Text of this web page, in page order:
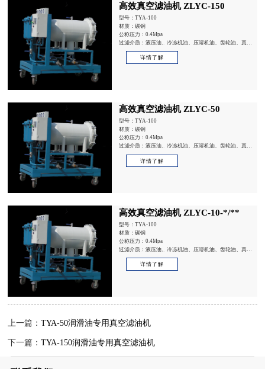
高效真空滤油机 ZLYC-150
型号：TYA-100
材质：碳钢
公称压力：0.4Mpa
过滤介质：液压油、冷冻机油、压溶机油、齿轮油、真空
详情了解
高效真空滤油机 ZLYC-50
型号：TYA-100
材质：碳钢
公称压力：0.4Mpa
过滤介质：液压油、冷冻机油、压溶机油、齿轮油、真空
详情了解
高效真空滤油机 ZLYC-10-*/**
型号：TYA-100
材质：碳钢
公称压力：0.4Mpa
过滤介质：液压油、冷冻机油、压溶机油、齿轮油、真空
详情了解
上一篇：TYA-50润滑油专用真空滤油机
下一篇：TYA-150润滑油专用真空滤油机